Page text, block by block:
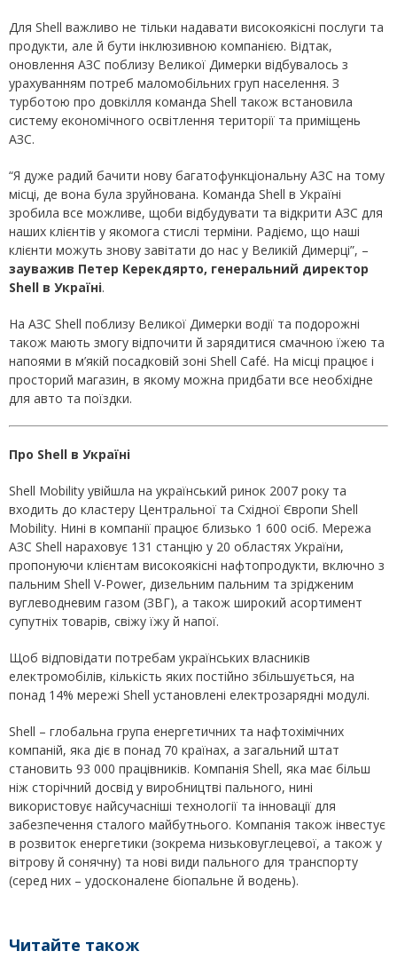
Для Shell важливо не тільки надавати високоякісні послуги та
продукти, але й бути інклюзивною компанією. Відтак,
оновлення АЗС поблизу Великої Димерки відбувалось з
урахуванням потреб маломобільних груп населення. З
турботою про довкілля команда Shell також встановила
систему економічного освітлення території та приміщень
АЗС.
“Я дуже радий бачити нову багатофункціональну АЗС на тому
місці, де вона була зруйнована. Команда Shell в Україні
зробила все можливе, щоби відбудувати та відкрити АЗС для
наших клієнтів у якомога стислі терміни. Радіємо, що наші
клієнти можуть знову завітати до нас у Великій Димерці”, –
зауважив Петер Керекдярто, генеральний директор
Shell в Україні.
На АЗС Shell поблизу Великої Димерки водії та подорожні
також мають змогу відпочити й зарядитися смачною їжею та
напоями в м’якій посадковій зоні Shell Café. На місці працює і
просторий магазин, в якому можна придбати все необхідне
для авто та поїздки.
Про Shell в Україні
Shell Mobility увійшла на український ринок 2007 року та
входить до кластеру Центральної та Східної Європи Shell
Mobility. Нині в компанії працює близько 1 600 осіб. Мережа
АЗС Shell нараховує 131 станцію у 20 областях України,
пропонуючи клієнтам високоякісні нафтопродукти, включно з
пальним Shell V-Power, дизельним пальним та зрідженим
вуглеводневим газом (ЗВГ), а також широкий асортимент
супутніх товарів, свіжу їжу й напої.
Щоб відповідати потребам українських власників
електромобілів, кількість яких постійно збільшується, на
понад 14% мережі Shell установлені електрозарядні модулі.
Shell – глобальна група енергетичних та нафтохімічних
компаній, яка діє в понад 70 країнах, а загальний штат
становить 93 000 працівників. Компанія Shell, яка має більш
ніж сторічний досвід у виробництві пального, нині
використовує найсучасніші технології та інновації для
забезпечення сталого майбутнього. Компанія також інвестує
в розвиток енергетики (зокрема низьковуглецевої, а також у
вітрову й сонячну) та нові види пального для транспорту
(серед них – удосконалене біопальне й водень).
Читайте також